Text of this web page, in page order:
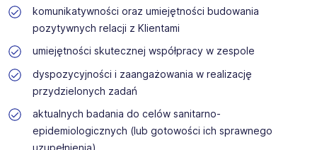
mięsno-wędliniarskiego / Sprzedawczyni działu
mięsno-wędliniarskiego
komunikatywności oraz umiejętności budowania
pozytywnych relacji z Klientami
umiejętności skutecznej współpracy w zespole
dyspozycyjności i zaangażowania w realizację
przydzielonych zadań
aktualnych badania do celów sanitarno-
epidemiologicznych (lub gotowości ich sprawnego
uzupełnienia)